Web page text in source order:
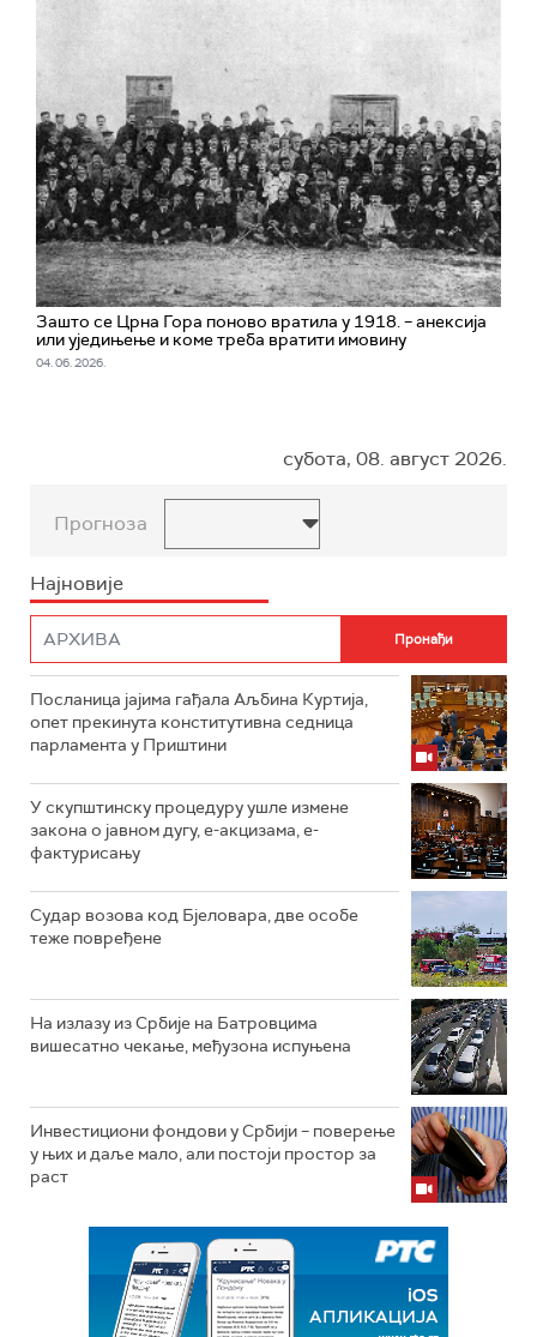
Зашто се Црна Гора поново вратила у 1918. – анексија
или уједињење и коме треба вратити имовину
04. 06. 2026.
субота, 08. август 2026.
Прогноза
Најновије
Посланица јајима гађала Аљбина Куртија,
опет прекинута конститутивна седница
парламента у Приштини
У скупштинску процедуру ушле измене
закона о јавном дугу, е-акцизама, е-
фактурисању
Судар возова код Бјеловара, две особе
теже повређене
На излазу из Србије на Батровцима
вишесатно чекање, међузона испуњена
Инвестициони фондови у Србији – поверење
у њих и даље мало, али постоји простор за
раст